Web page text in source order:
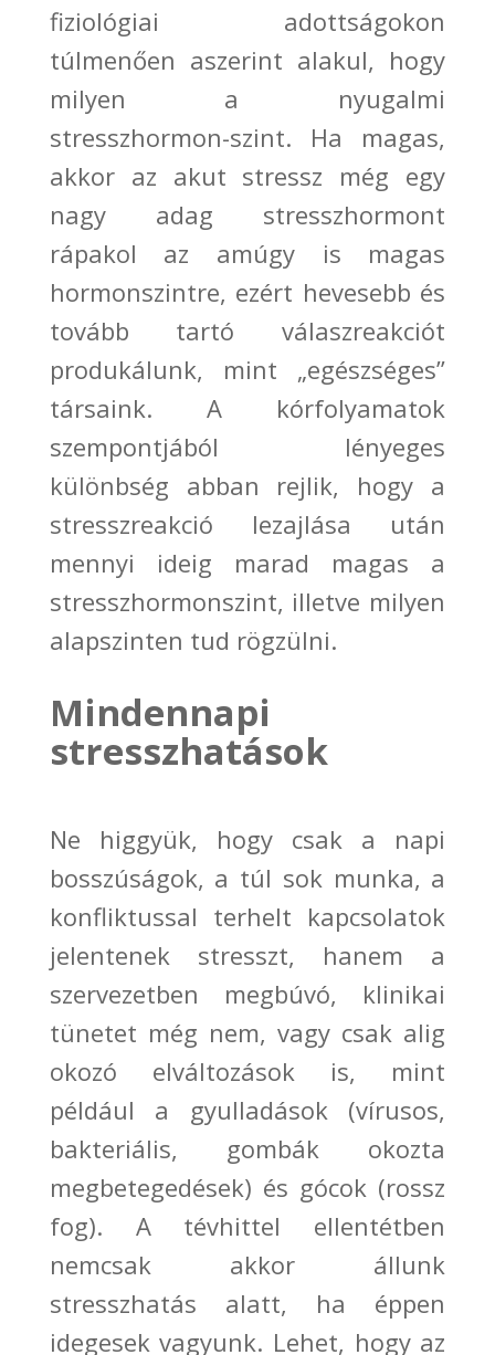
fiziológiai adottságokon
túlmenően aszerint alakul, hogy
milyen a nyugalmi
stresszhormon-szint. Ha magas,
akkor az akut stressz még egy
nagy adag stresszhormont
rápakol az amúgy is magas
hormonszintre, ezért hevesebb és
tovább tartó válaszreakciót
produkálunk, mint „egészséges”
társaink. A kórfolyamatok
szempontjából lényeges
különbség abban rejlik, hogy a
stresszreakció lezajlása után
mennyi ideig marad magas a
stresszhormonszint, illetve milyen
alapszinten tud rögzülni.
Mindennapi
stresszhatások
Ne higgyük, hogy csak a napi
bosszúságok, a túl sok munka, a
konfliktussal terhelt kapcsolatok
jelentenek stresszt, hanem a
szervezetben megbúvó, klinikai
tünetet még nem, vagy csak alig
okozó elváltozások is, mint
például a gyulladások (vírusos,
bakteriális, gombák okozta
megbetegedések) és gócok (rossz
fog). A tévhittel ellentétben
nemcsak akkor állunk
stresszhatás alatt, ha éppen
idegesek vagyunk. Lehet, hogy az